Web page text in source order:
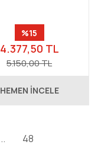
%15
4.377,50 TL
5.150,00 TL
HEMEN İNCELE
.. 48